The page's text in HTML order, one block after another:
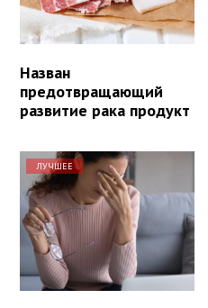
Назван
предотвращающий
развитие рака продукт
ЛУЧШЕЕ